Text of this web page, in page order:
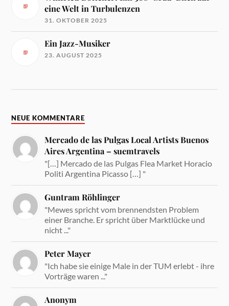
eine Welt in Turbulenzen
31. OKTOBER 2025
Ein Jazz-Musiker
23. AUGUST 2025
NEUE KOMMENTARE
Mercado de las Pulgas Local Artists Buenos
Aires Argentina – suemtravels
"[…] Mercado de las Pulgas Flea Market Horacio
Politi Argentina Picasso […] "
Guntram Röhlinger
"Mewes spricht vom brennendsten Problem
einer Branche. Er spricht über Marktlücke und
nicht ..."
Peter Mayer
"Ich habe sie einige Male in der TUM erlebt - ihre
Vorträge waren ..."
Anonym